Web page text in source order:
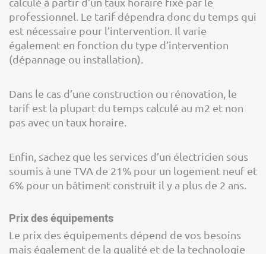
professionnel. Le tarif dépendra donc du temps qui
est nécessaire pour l’intervention. Il varie
également en fonction du type d’intervention
(dépannage ou installation).
Dans le cas d’une construction ou rénovation, le
tarif est la plupart du temps calculé au m2 et non
pas avec un taux horaire.
Enfin, sachez que les services d’un électricien sous
soumis à une TVA de 21% pour un logement neuf et
6% pour un bâtiment construit il y a plus de 2 ans.
Prix des équipements
Le prix des équipements dépend de vos besoins
mais également de la qualité et de la technologie